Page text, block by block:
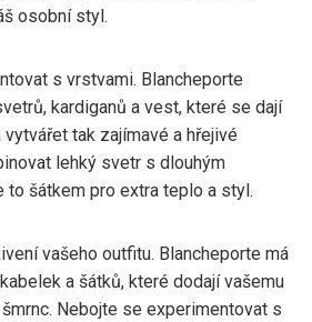
osobní styl.
s vrstvami. Blancheporte
kardiganů a vest, které se dají
tak zajímavé a hřejivé
lehký svetr s dlouhým
to šátkem pro extra teplo a styl.
vašeho outfitu. Blancheporte má
a šátků, které dodají vašemu
Nebojte se experimentovat s